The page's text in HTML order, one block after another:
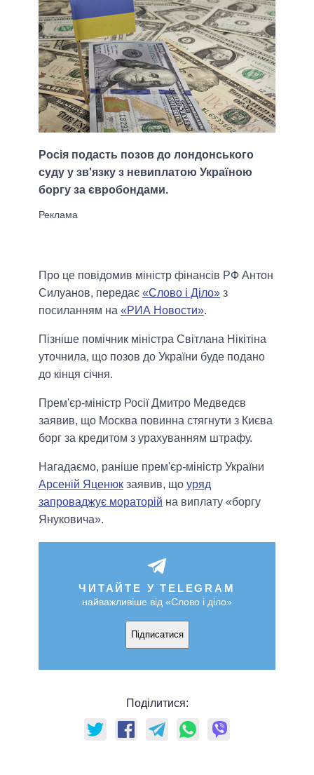
Росія подасть позов до лондонського
суду у ​​зв'язку з невиплатою Україною
боргу за євробондами.
Про це повідомив міністр фінансів РФ Антон
Силуанов, передає «Слово і Діло» з
посиланням на «РИА Новости».
Пізніше помічник міністра Світлана Нікітіна
уточнила, що позов до України буде подано
до кінця січня.
Прем'єр-міністр Росії Дмитро Медведєв
заявив, що Москва повинна стягнути з Києва
борг за кредитом з урахуванням штрафу.
Нагадаємо, раніше прем'єр-міністр України
Арсеній Яценюк заявив, що уряд
запроваджує мораторій на виплату «боргу
Януковича».
ЧИТАЙТЕ У TELEGRAM
найважливіше від «Слово і діло»
Підписатися
Поділитися: